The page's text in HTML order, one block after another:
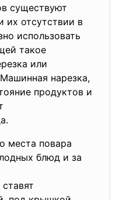
существуют
отсутствии в
использовать
такое
или
нарезка,
продуктов и
места повара
блюд и за